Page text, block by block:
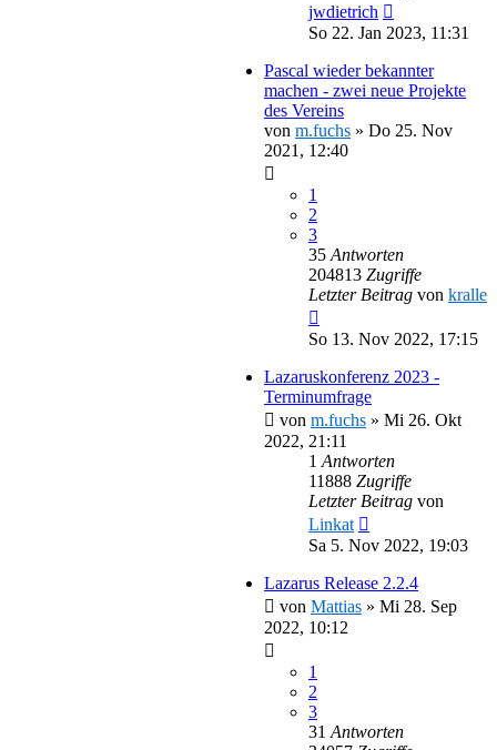
jwdietrich
So 22. Jan 2023, 11:31
Pascal wieder bekannter
machen - zwei neue Projekte
des Vereins
von m.fuchs » Do 25. Nov
2021, 12:40
1
2
3
35 Antworten
204813 Zugriffe
Letzter Beitrag von kralle
So 13. Nov 2022, 17:15
Lazaruskonferenz 2023 -
Terminumfrage
von m.fuchs » Mi 26. Okt
2022, 21:11
1 Antworten
11888 Zugriffe
Letzter Beitrag von
Linkat
Sa 5. Nov 2022, 19:03
Lazarus Release 2.2.4
von Mattias » Mi 28. Sep
2022, 10:12
1
2
3
31 Antworten